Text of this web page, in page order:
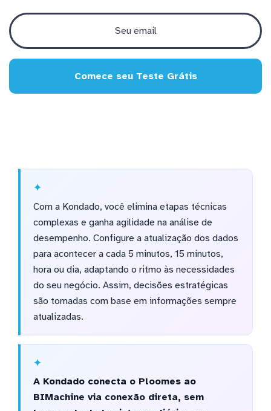
Comece seu Teste Grátis
Com a Kondado, você elimina etapas técnicas
complexas e ganha agilidade na análise de
desempenho. Configure a atualização dos dados
para acontecer a cada 5 minutos, 15 minutos,
hora ou dia, adaptando o ritmo às necessidades
do seu negócio. Assim, decisões estratégicas
são tomadas com base em informações sempre
atualizadas.
A Kondado conecta o Ploomes ao
BIMachine via conexão direta, sem